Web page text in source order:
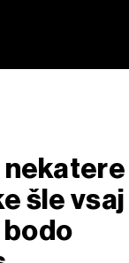
šle vsaj
bodo